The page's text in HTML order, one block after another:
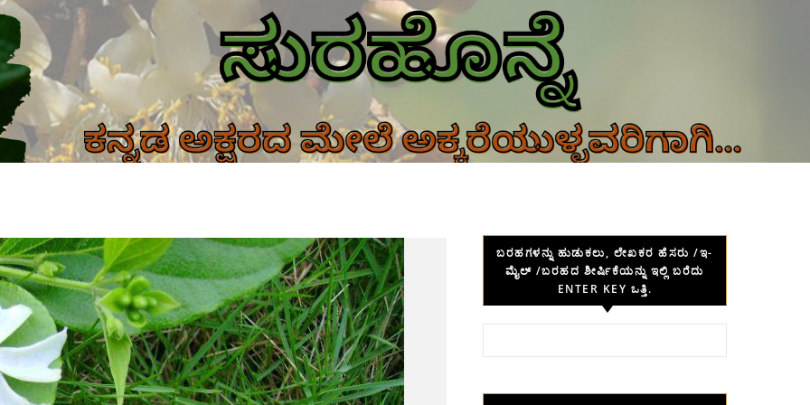
ಬರಹಗಳನ್ನು ಹುಡುಕಲು, ಲೇಖಕರ ಹೆಸರು /ಇ-
ಮೈಲ್ /ಬರಹದ ಶೀರ್ಷಿಕೆಯನ್ನು ಇಲ್ಲಿ ಬರೆದು
ENTER KEY ಒತ್ತಿ.